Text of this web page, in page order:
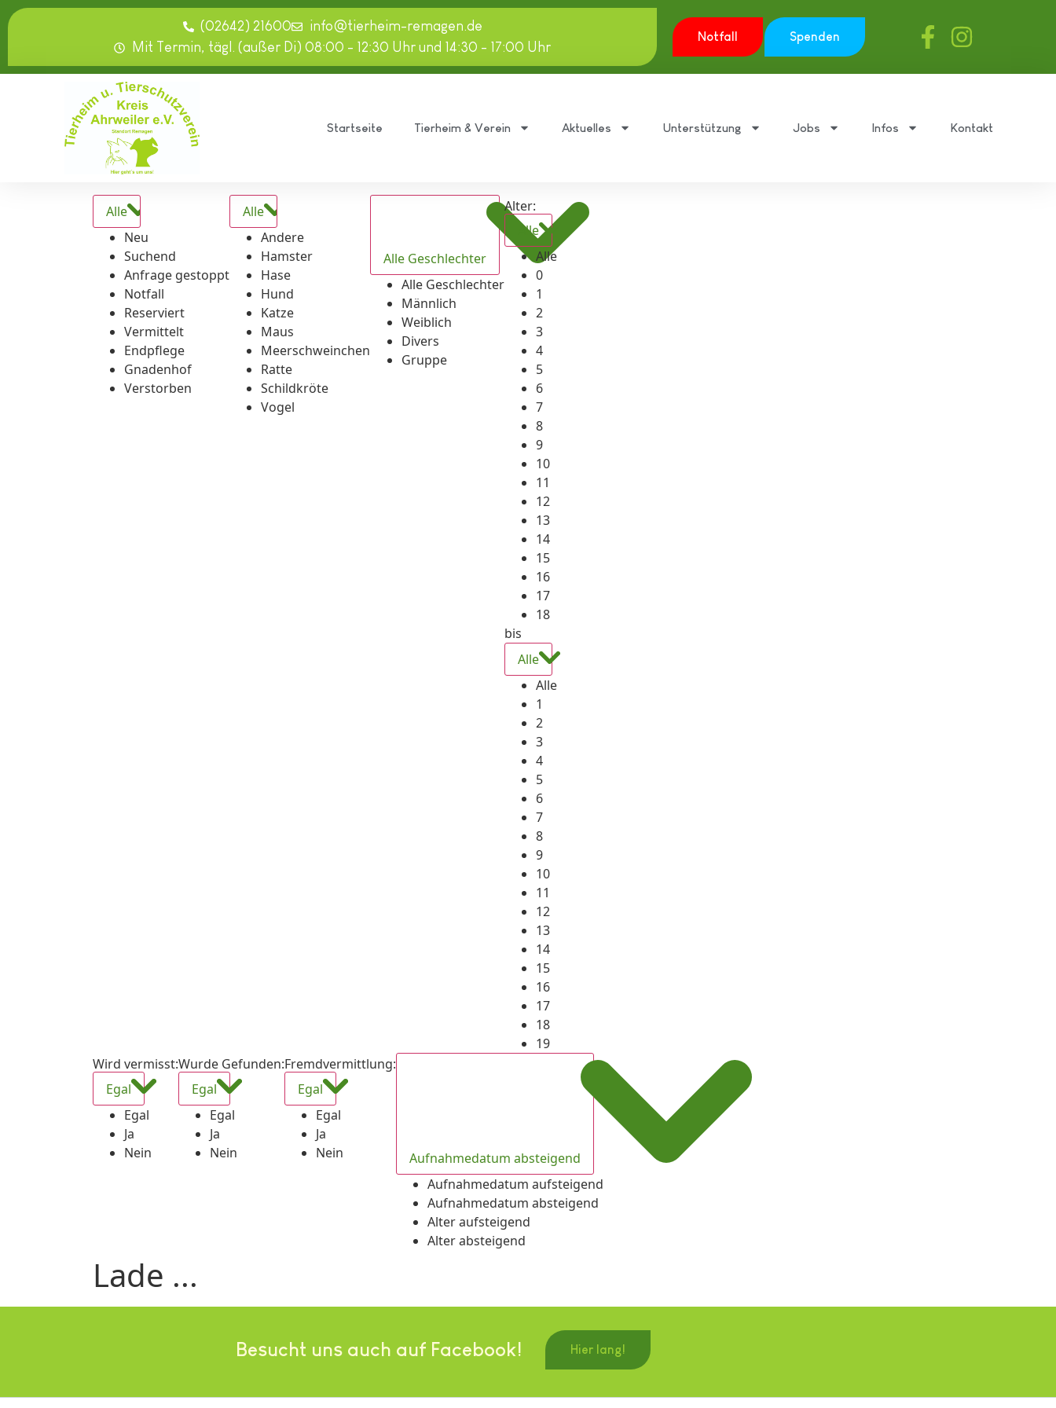
springen
(02642) 21600
info@tierheim-remagen.de
Mit Termin, tägl. (außer Di) 08:00 - 12:30 Uhr und 14:30 - 17:00 Uhr
Notfall Spenden
Startseite Tierheim & Verein Aktuelles Unterstützung Jobs Infos Kontakt
Alle
Neu
Suchend
Anfrage gestoppt
Notfall
Reserviert
Vermittelt
Endpflege
Gnadenhof
Verstorben
Alle
Andere
Hamster
Hase
Hund
Katze
Maus
Meerschweinchen
Ratte
Schildkröte
Vogel
Alle Geschlechter
Alle Geschlechter
Männlich
Weiblich
Divers
Gruppe
Alter:
Alle
Alle
0
1
2
3
4
5
6
7
8
9
10
11
12
13
14
15
16
17
18
bis
Alle
Alle
1
2
3
4
5
6
7
8
9
10
11
12
13
14
15
16
17
18
19
Wird vermisst:
Egal
Egal
Ja
Nein
Wurde Gefunden:
Egal
Egal
Ja
Nein
Fremdvermittlung:
Egal
Egal
Ja
Nein
Aufnahmedatum absteigend
Aufnahmedatum aufsteigend
Aufnahmedatum absteigend
Alter aufsteigend
Alter absteigend
Lade ...
Besucht uns auch auf Facebook! Hier lang!